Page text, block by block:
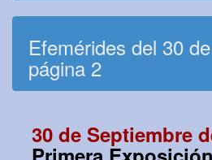
Efemérides del 30
página 2
30 de Septiembre